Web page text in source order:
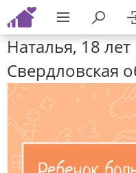
Наталья, 18 лет
Свердловская